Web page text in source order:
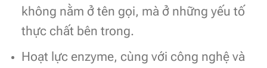
không nằm ở tên gọi, mà ở những yếu tố
thực chất bên trong.
Hoạt lực enzyme, cùng với công nghệ và